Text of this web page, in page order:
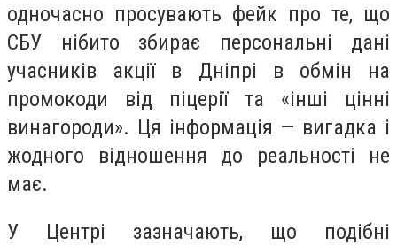
одночасно просувають фейк про те, що
СБУ нібито збирає персональні дані
учасників акції в Дніпрі в обмін на
промокоди від піцерії та «інші цінні
винагороди». Ця інформація — вигадка і
жодного відношення до реальності не
має.
У Центрі зазначають, що подібні